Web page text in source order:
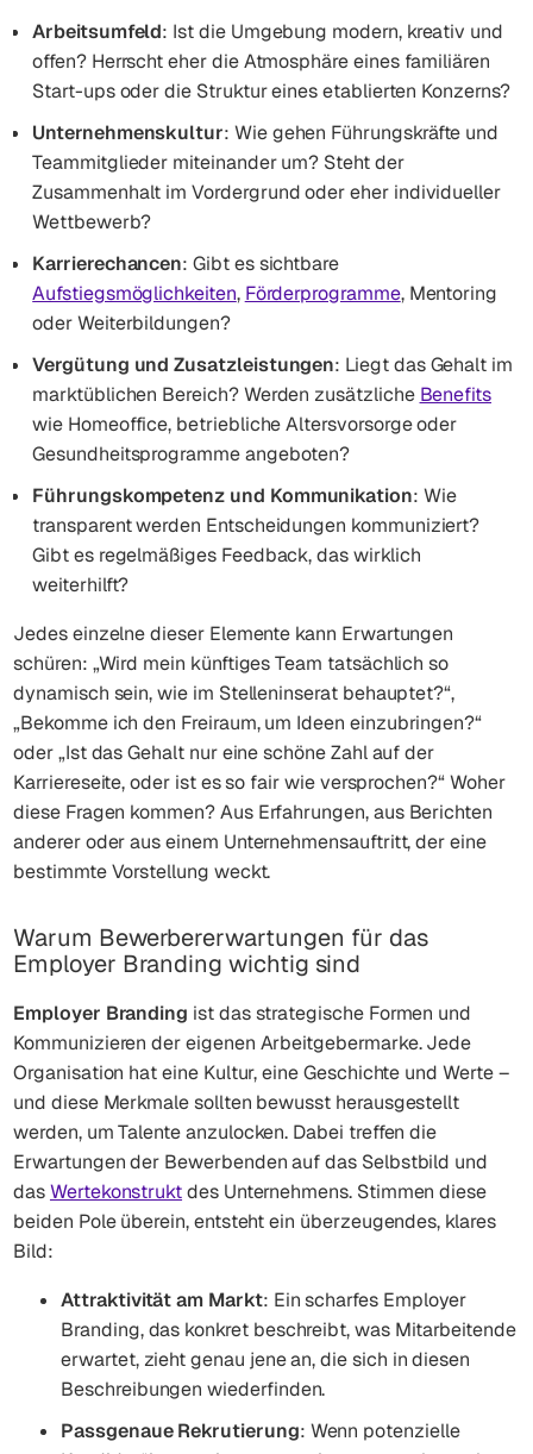
Arbeitsumfeld: Ist die Umgebung modern, kreativ und
offen? Herrscht eher die Atmosphäre eines familiären
Start-ups oder die Struktur eines etablierten Konzerns?
Unternehmenskultur: Wie gehen Führungskräfte und
Teammitglieder miteinander um? Steht der
Zusammenhalt im Vordergrund oder eher individueller
Wettbewerb?
Karrierechancen: Gibt es sichtbare
Aufstiegsmöglichkeiten, Förderprogramme, Mentoring
oder Weiterbildungen?
Vergütung und Zusatzleistungen: Liegt das Gehalt im
marktüblichen Bereich? Werden zusätzliche Benefits
wie Homeoffice, betriebliche Altersvorsorge oder
Gesundheitsprogramme angeboten?
Führungskompetenz und Kommunikation: Wie
transparent werden Entscheidungen kommuniziert?
Gibt es regelmäßiges Feedback, das wirklich
weiterhilft?
Jedes einzelne dieser Elemente kann Erwartungen
schüren: „Wird mein künftiges Team tatsächlich so
dynamisch sein, wie im Stelleninserat behauptet?“,
„Bekomme ich den Freiraum, um Ideen einzubringen?“
oder „Ist das Gehalt nur eine schöne Zahl auf der
Karriereseite, oder ist es so fair wie versprochen?“ Woher
diese Fragen kommen? Aus Erfahrungen, aus Berichten
anderer oder aus einem Unternehmensauftritt, der eine
bestimmte Vorstellung weckt.
Warum Bewerbererwartungen für das
Employer Branding wichtig sind
Employer Branding ist das strategische Formen und
Kommunizieren der eigenen Arbeitgebermarke. Jede
Organisation hat eine Kultur, eine Geschichte und Werte –
und diese Merkmale sollten bewusst herausgestellt
werden, um Talente anzulocken. Dabei treffen die
Erwartungen der Bewerbenden auf das Selbstbild und
dasWertekonstruktdes Unternehmens. Stimmen diese
beiden Pole überein, entsteht ein überzeugendes, klares
Bild:
Attraktivität am Markt: Ein scharfes Employer
Branding, das konkret beschreibt, was Mitarbeitende
erwartet, zieht genau jene an, die sich in diesen
Beschreibungen wiederfinden.
Passgenaue Rekrutierung: Wenn potenzielle